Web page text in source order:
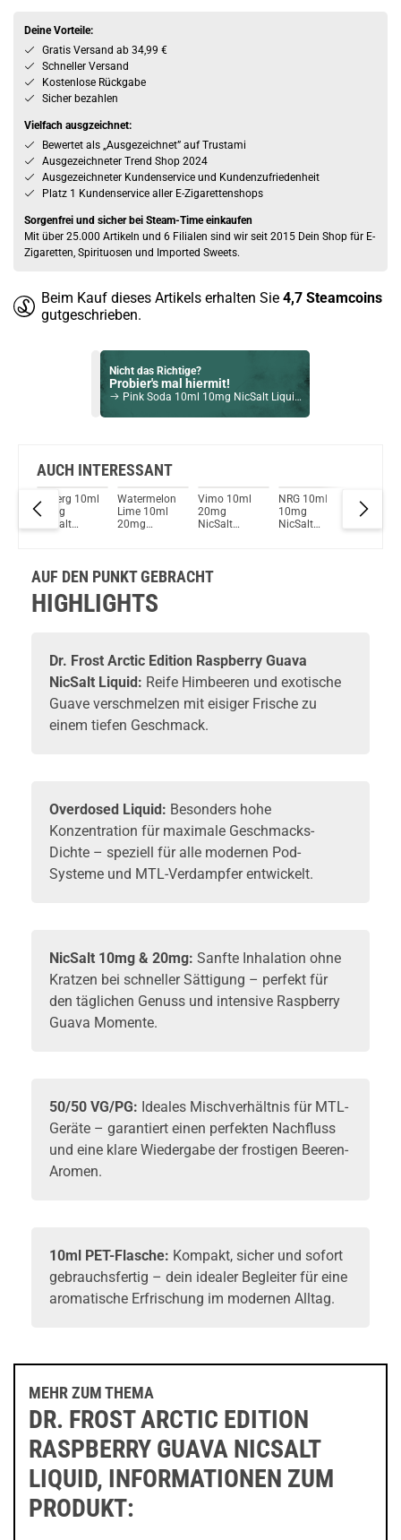
Deine Vorteile:
Gratis Versand ab 34,99 €
Schneller Versand
Kostenlose Rückgabe
Sicher bezahlen
Vielfach ausgzeichnet:
Bewertet als „Ausgezeichnet” auf Trustami
Ausgezeichneter Trend Shop 2024
Ausgezeichneter Kundenservice und Kundenzufriedenheit
Platz 1 Kundenservice aller E-Zigarettenshops
Sorgenfrei und sicher bei Steam-Time einkaufen
Mit über 25.000 Artikeln und 6 Filialen sind wir seit 2015 Dein Shop für E-
Zigaretten, Spirituosen und Imported Sweets.
Beim Kauf dieses Artikels erhalten Sie 4,7 Steamcoins
gutgeschrieben.
Nicht das Richtige?
Probier's mal hiermit!
Pink Soda 10ml 10mg NicSalt Liquid by Dr. Frost
Blauer Rausch 10ml Liquid by Tom Klark´s 18mg / 10ml
Du willst Kröten sparen?
Schau mal hier!
Suorin Trio85 5ml 85 W Pod System Kit Rot
AUCH INTERESSANT
Iceberg 10ml
20mg
NicSalt
Watermelon
Lime 10ml
20mg
Vimo 10ml
20mg
NicSalt
NRG 10ml
10mg
NicSalt
Pink
10ml
AUF DEN PUNKT GEBRACHT
HIGHLIGHTS
Dr. Frost Arctic Edition Raspberry Guava
NicSalt Liquid: Reife Himbeeren und exotische
Guave verschmelzen mit eisiger Frische zu
einem tiefen Geschmack.
Overdosed Liquid: Besonders hohe
Konzentration für maximale Geschmacks-
Dichte – speziell für alle modernen Pod-
Systeme und MTL-Verdampfer entwickelt.
NicSalt 10mg & 20mg: Sanfte Inhalation ohne
Kratzen bei schneller Sättigung – perfekt für
den täglichen Genuss und intensive Raspberry
Guava Momente.
50/50 VG/PG: Ideales Mischverhältnis für MTL-
Geräte – garantiert einen perfekten Nachfluss
und eine klare Wiedergabe der frostigen Beeren-
Aromen.
10ml PET-Flasche: Kompakt, sicher und sofort
gebrauchsfertig – dein idealer Begleiter für eine
aromatische Erfrischung im modernen Alltag.
MEHR ZUM THEMA
DR. FROST ARCTIC EDITION
RASPBERRY GUAVA NICSALT
LIQUID, INFORMATIONEN ZUM
PRODUKT: